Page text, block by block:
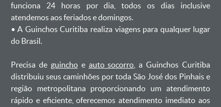
funciona 24 horas por dia, todos os dias inclusive
atendemos aos feriados e domingos.
ㅤㅤ• A Guinchos Curitiba realiza viagens para qualquer lugar
do Brasil.
Precisa de guinchoe auto socorro , a Guinchos Curitiba
distribuiu seus caminhões por toda São José dos Pinhais e
região metropolitana proporcionando um atendimento
rápido e eficiente, oferecemos atendimento imediato aos